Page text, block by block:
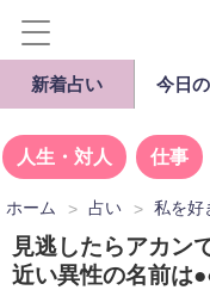
新着占い 今日
人生・対人 仕事
ホーム 占い 私を好
見逃したらアカン
近い異性の名前は